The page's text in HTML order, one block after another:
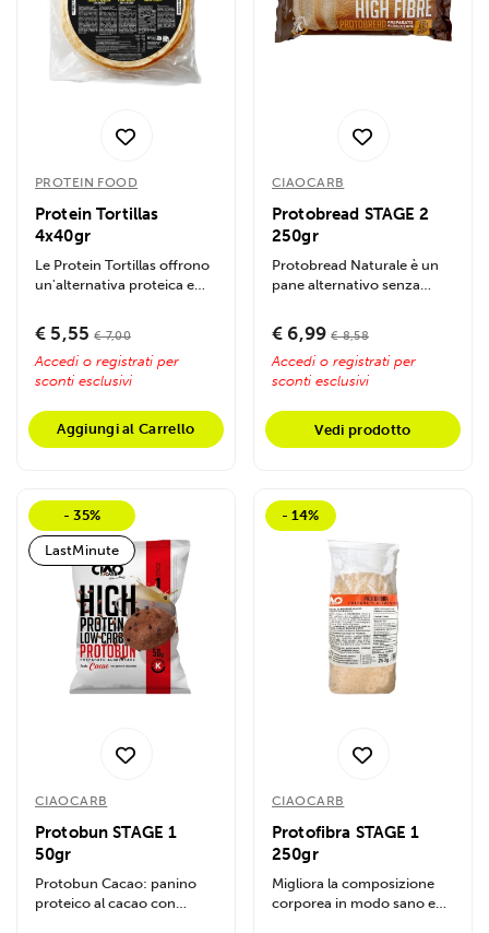
PROTEIN FOOD
Protein Tortillas
4x40gr
Le Protein Tortillas offrono
un'alternativa proteica e
€ 5,55 € 7,00
Accedi o registrati per
sconti esclusivi
Aggiungi al Carrello
CIAOCARB
Protobread STAGE 2
250gr
Protobread Naturale è un
pane alternativo senza
autentico di...
€ 6,99 € 8,58
Accedi o registrati per
sconti esclusivi
Vedi prodotto
- 35%
LastMinute
CIAOCARB
Protobun STAGE 1
50gr
Protobun Cacao: panino
proteico al cacao con
- 14%
CIAOCARB
Protofibra STAGE 1
250gr
Migliora la composizione
corporea in modo sano e